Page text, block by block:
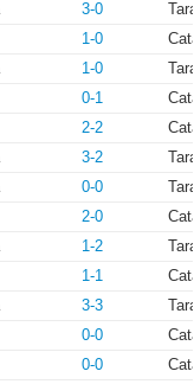
3-0
1-0
1-0
0-1
2-2
3-2
0-0
2-0
1-2
1-1
3-3
0-0
0-0